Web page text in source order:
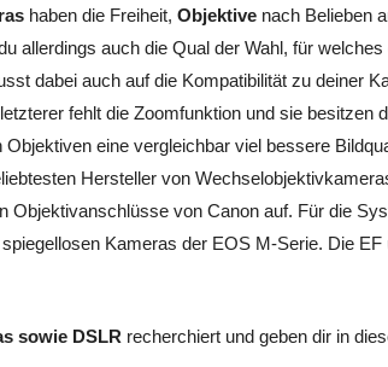
haben die Freiheit, Objektive nach Belieben
allerdings auch die Qual der Wahl, für
dabei auch auf die Kompatibilität zu deiner
fehlt die Zoomfunktion und sie besitzen
eine vergleichbar viel bessere
Hersteller von
Objektivanschlüsse von Canon auf. Für die
Kameras der EOS M-Serie. Die
sowie DSLR recherchiert und geben dir in